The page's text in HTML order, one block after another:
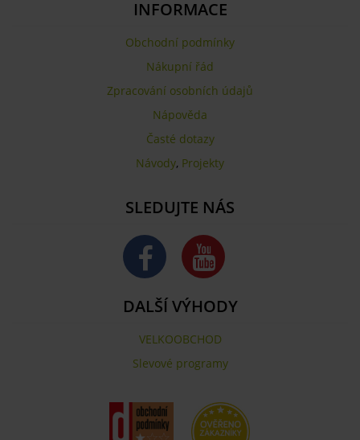
INFORMACE
Obchodní podmínky
Nákupní řád
Zpracování osobních údajů
Nápověda
Časté dotazy
Návody, Projekty
SLEDUJTE NÁS
DALŠÍ VÝHODY
VELKOOBCHOD
Slevové programy